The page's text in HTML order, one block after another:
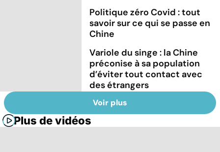
Politique zéro Covid : tout
savoir sur ce qui se passe en
Chine
Variole du singe : la Chine
préconise à sa population
d’éviter tout contact avec
des étrangers
Voir plus
Plus de vidéos